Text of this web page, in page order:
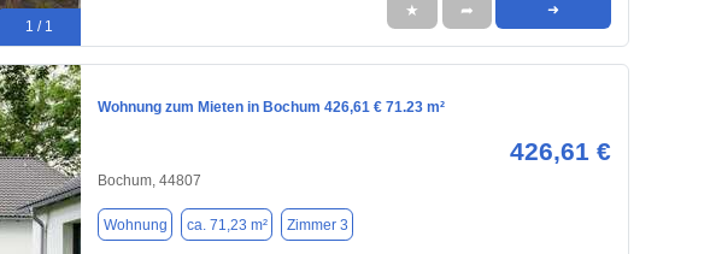
1 / 1
★ ➦ ➜
Wohnung zum Mieten in Bochum 426,61 € 71.23 m²
426,61 €
Bochum, 44807
Wohnung ca. 71,23 m² Zimmer 3